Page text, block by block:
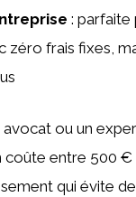
: parfaite
zéro frais fixes,
avocat ou un
coûte entre 500 €
qui évite